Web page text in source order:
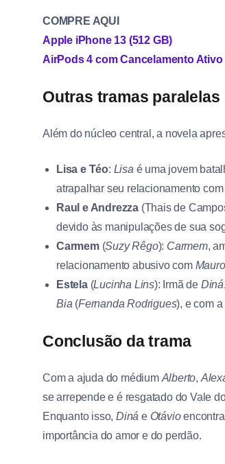
COMPRE AQUI
Apple iPhone 13 (512 GB)
AirPods 4 com Cancelamento
Outras tramas paralelas
Além do núcleo central, a novela
Lisa e Téo: Lisa é uma jovem
atrapalhar seu relacionamento com
Raul e Andrezza (Thais de
devido às manipulações de sua
Carmem (Suzy Rêgo): Carmem,
relacionamento abusivo com Mauro
Estela (Lucinha Lins): Irmã de Diná
Bia (Fernanda Rodrigues), e com
Conclusão da trama
Com a ajuda do médium Alberto,
se arrepende e é resgatado do Vale
Enquanto isso,Diná e Otávio
importância do amor e do perdão.